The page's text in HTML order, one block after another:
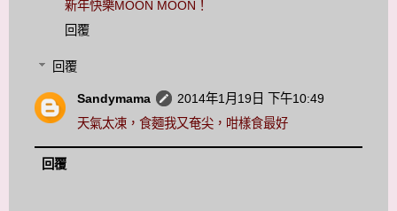
新年快樂MOON MOON！
回覆
回覆
Sandymama
2014年1月19日 下午10:49
天氣太凍，食麵我又奄尖，咁樣食最好
回覆